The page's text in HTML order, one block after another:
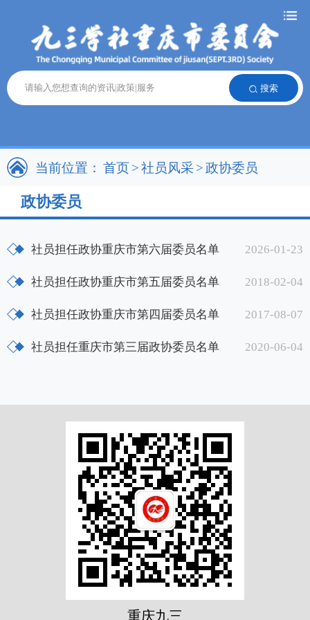
搜索
当前位置： 首页> 社员风采> 政协委员
政协委员
社员担任政协重庆市第六届委员名单 2026-01-23
社员担任政协重庆市第五届委员名单 2018-02-04
社员担任政协重庆市第四届委员名单 2017-08-07
社员担任重庆市第三届政协委员名单 2020-06-04
重庆九三